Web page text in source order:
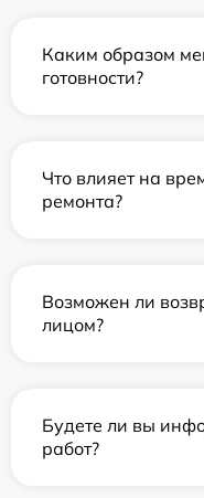
Каким образом
готовности?
Что влияет на
ремонта?
Возможен ли
лицом?
Будете ли вы
работ?